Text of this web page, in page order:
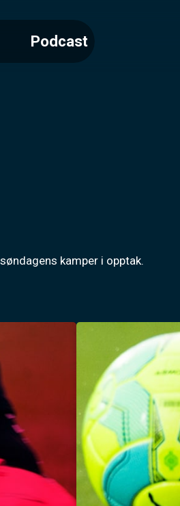
Podcast
kamper i opptak.